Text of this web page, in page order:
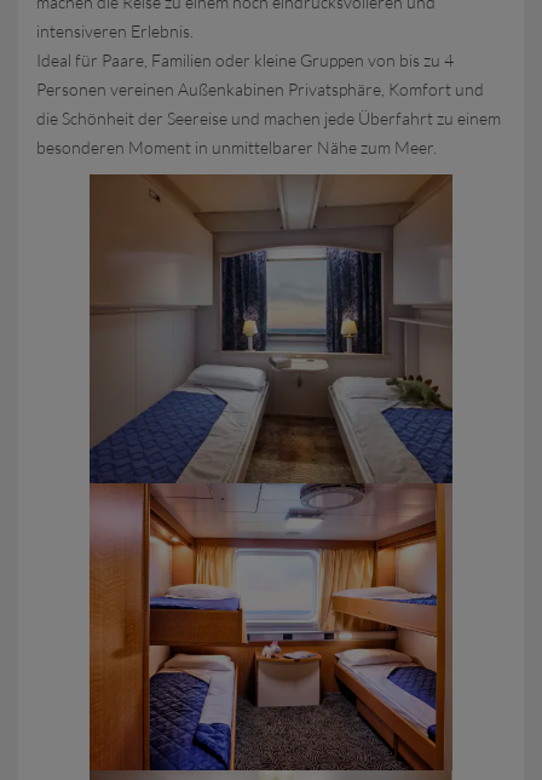
intensiveren Erlebnis.
Ideal für Paare, Familien oder kleine Gruppen von bis zu 4
Personen vereinen Außenkabinen Privatsphäre, Komfort und
die Schönheit der Seereise und machen jede Überfahrt zu einem
besonderen Moment in unmittelbarer Nähe zum Meer.